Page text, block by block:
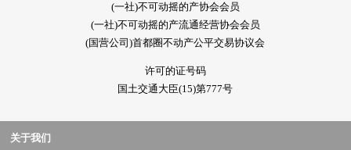
(一社)不可动摇的产协会会员
(一社)不可动摇的产流通经营协会会员
(国营公司)首都圈不动产公平交易协议会
许可的证号码
国土交通大臣(15)第777号
关于我们